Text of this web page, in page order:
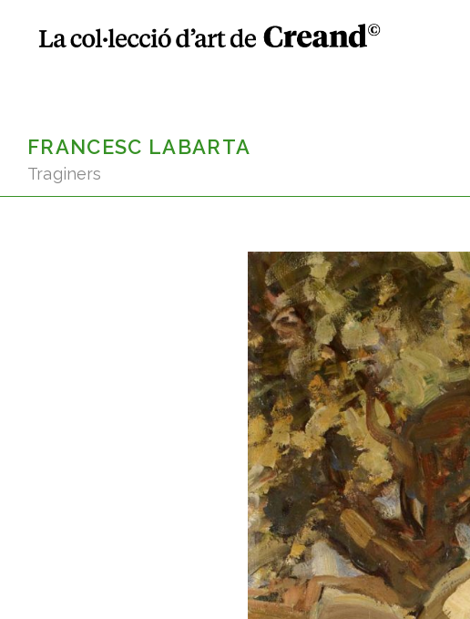
FRANCESC LABARTA
Traginers